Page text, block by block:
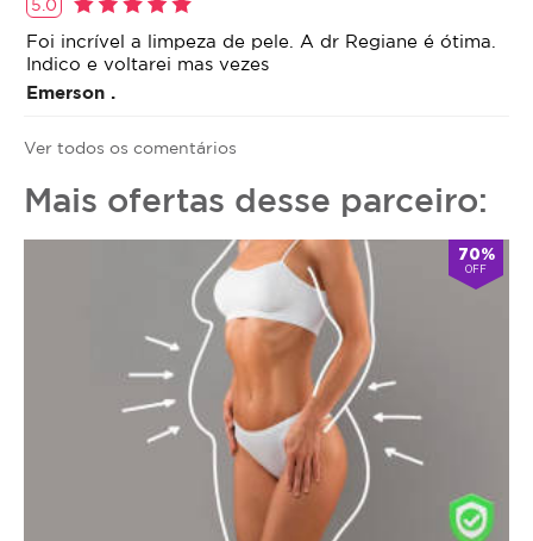
5.0
Foi incrível a limpeza de pele. A dr Regiane é ótima.
Indico e voltarei mas vezes
Emerson .
Ver todos os comentários
Mais ofertas desse parceiro:
70%
OFF